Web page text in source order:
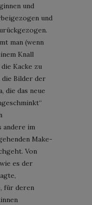
und
und
man (wenn
Knall
Kacke zu
die Bilder der
die das neue
andere im
Make-
Von
es der
für deren